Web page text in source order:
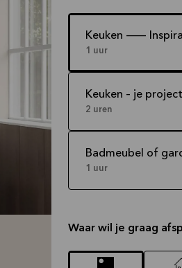
-30% op alle
spoelbak en kraan*
Aanbieding is geldig tot16-
Bekijk aanbieding
Keuken --
1 uur
Keuken – je
2 uren
Badmeubel of
1 uur
Waar wil je graag